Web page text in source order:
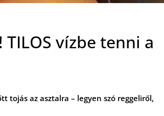
vízbe tenni a
tojás az asztalra – legyen szó reggeliről,